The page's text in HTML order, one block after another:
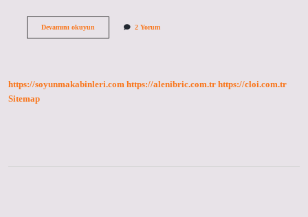
Devamını okuyunİslam
2 Yorum
https://soyunmakabinleri.com https://alenibric.com.tr https://cloi.com.tr
Sitemap